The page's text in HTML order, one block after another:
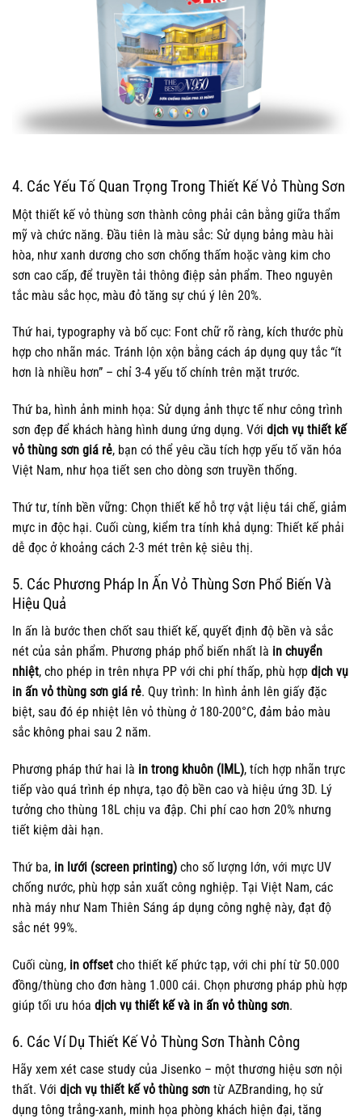
4. Các Yếu Tố Quan Trọng Trong Thiết Kế Vỏ Thùng Sơn
Một thiết kế vỏ thùng sơn thành công phải cân bằng giữa thẩm
mỹ và chức năng. Đầu tiên là màu sắc: Sử dụng bảng màu hài
hòa, như xanh dương cho sơn chống thấm hoặc vàng kim cho
sơn cao cấp, để truyền tải thông điệp sản phẩm. Theo nguyên
tắc màu sắc học, màu đỏ tăng sự chú ý lên 20%.
Thứ hai, typography và bố cục: Font chữ rõ ràng, kích thước phù
hợp cho nhãn mác. Tránh lộn xộn bằng cách áp dụng quy tắc “ít
hơn là nhiều hơn” – chỉ 3-4 yếu tố chính trên mặt trước.
Thứ ba, hình ảnh minh họa: Sử dụng ảnh thực tế như công trình
sơn đẹp để khách hàng hình dung ứng dụng. Với dịch vụ thiết kế
vỏ thùng sơn giá rẻ, bạn có thể yêu cầu tích hợp yếu tố văn hóa
Việt Nam, như họa tiết sen cho dòng sơn truyền thống.
Thứ tư, tính bền vững: Chọn thiết kế hỗ trợ vật liệu tái chế, giảm
mực in độc hại. Cuối cùng, kiểm tra tính khả dụng: Thiết kế phải
dễ đọc ở khoảng cách 2-3 mét trên kệ siêu thị.
5. Các Phương Pháp In Ấn Vỏ Thùng Sơn Phổ Biến Và
Hiệu Quả
In ấn là bước then chốt sau thiết kế, quyết định độ bền và sắc
nét của sản phẩm. Phương pháp phổ biến nhất là in chuyển
nhiệt, cho phép in trên nhựa PP với chi phí thấp, phù hợp dịch vụ
in ấn vỏ thùng sơn giá rẻ. Quy trình: In hình ảnh lên giấy đặc
biệt, sau đó ép nhiệt lên vỏ thùng ở 180-200°C, đảm bảo màu
sắc không phai sau 2 năm.
Phương pháp thứ hai là in trong khuôn (IML), tích hợp nhãn trực
tiếp vào quá trình ép nhựa, tạo độ bền cao và hiệu ứng 3D. Lý
tưởng cho thùng 18L chịu va đập. Chi phí cao hơn 20% nhưng
tiết kiệm dài hạn.
Thứ ba, in lưới (screen printing) cho số lượng lớn, với mực UV
chống nước, phù hợp sản xuất công nghiệp. Tại Việt Nam, các
nhà máy như Nam Thiên Sáng áp dụng công nghệ này, đạt độ
sắc nét 99%.
Cuối cùng, in offset cho thiết kế phức tạp, với chi phí từ 50.000
đồng/thùng cho đơn hàng 1.000 cái. Chọn phương pháp phù hợp
giúp tối ưu hóa dịch vụ thiết kế và in ấn vỏ thùng sơn.
6. Các Ví Dụ Thiết Kế Vỏ Thùng Sơn Thành Công
Hãy xem xét case study của Jisenko – một thương hiệu sơn nội
thất. Với dịch vụ thiết kế vỏ thùng sơn từ AZBranding, họ sử
dụng tông trắng-xanh, minh họa phòng khách hiện đại, tăng